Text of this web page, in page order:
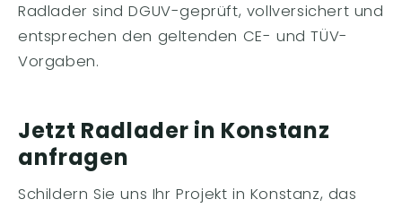
Radlader sind DGUV-geprüft, vollversichert und
entsprechen den geltenden CE- und TÜV-
Vorgaben.
Jetzt Radlader in Konstanz
anfragen
Schildern Sie uns Ihr Projekt in Konstanz, das